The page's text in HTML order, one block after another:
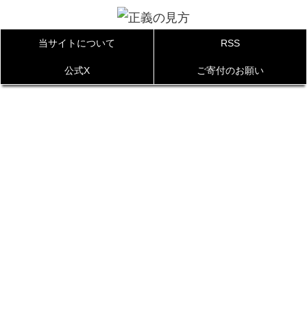
当サイトについて RSS
公式X ご寄付のお願い